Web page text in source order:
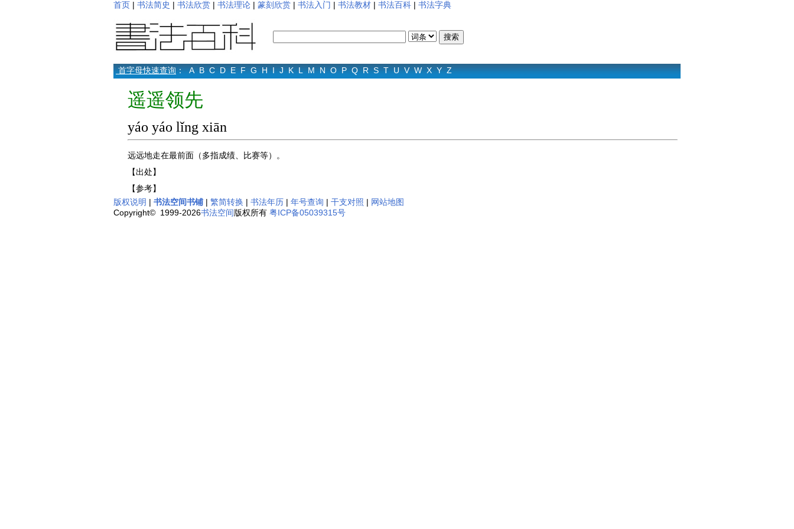
首页 | 书法简史 | 书法欣赏 | 书法理论 | 篆刻欣赏 | 书法入门 | 书法教材 | 书法百科 | 书法字典
首字母快速查询： A B C D E F G H I J K L M N O P Q R S T U V W X Y Z
遥遥领先
yáo yáo lǐng xiān
远远地走在最前面（多指成绩、比赛等）。
【出处】
【参考】
版权说明 | 书法空间书铺 | 繁简转换 | 书法年历 | 年号查询 | 干支对照 | 网站地图
Copyright© 1999-2026书法空间版权所有 粤ICP备05039315号